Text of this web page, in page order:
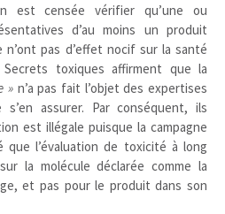
est censée vérifier qu’une ou
d’au moins un produit
pas d’effet nocif sur la santé
toxiques affirment que la
» n’a pas fait l’objet des expertises
assurer. Par conséquent, ils
est illégale puisque la campagne
que l’évaluation de toxicité à long
la molécule déclarée comme la
et pas pour le produit dans son